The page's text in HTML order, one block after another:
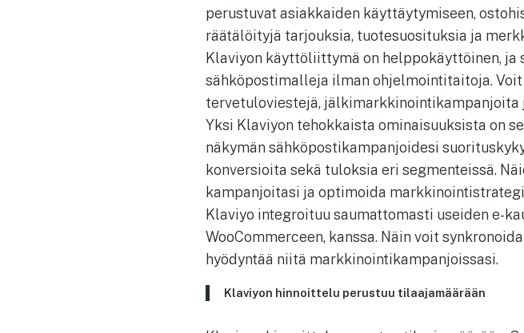
perustuvat asiakkaiden käyttäytymiseen,
räätälöityjä tarjouksia, tuotesuosituksia ja
Klaviyon käyttöliittymä on helppokäyttöinen,
sähköpostimalleja ilman ohjelmointitaitoja.
tervetuloviestejä,
Yksi Klaviyon tehokkaista ominaisuuksista on
näkymän sähköpostikampanjoidesi
konversioita sekä tuloksia eri segmenteissä.
kampanjoitasi ja optimoida
Klaviyo integroituu saumattomasti useiden e-
WooCommerceen, kanssa. Näin voit
hyödyntää niitä markkinointikampanjoissasi.
Klaviyon hinnoittelu perustuu tilaajamäärään